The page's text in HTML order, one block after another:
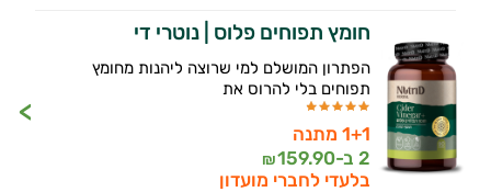
חומץ תפוחים פלוס | נוטרי די
הפתרון המושלם למי שרוצה ליהנות מחומץ
תפוחים בלי להרוס את
1+1 מתנה
2 ב-
159.90
₪
בלעדי לחברי מועדון
התזונה ומוצרי הבריאות המדויקים למטרות
ולמצב הגופני שלך, ולהסביר לך אילו רכיבים
עובדים יחד כדי למקסם תוצאות גם בחיי היום
יום וגם בתחום הכושר והספורט.
המטרה שלי היא להתאים עבורך המלצות
אישיות מבוססות מדעית.